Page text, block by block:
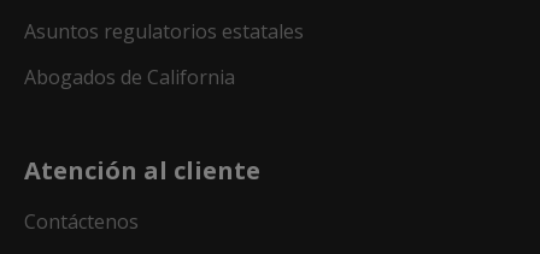
Asuntos regulatorios estatales
Abogados de California
Atención al cliente
Contáctenos